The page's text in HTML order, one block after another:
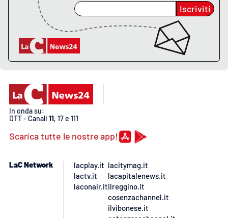
Iscriviti
In onda su:
DTT - Canali 11, 17 e 111
Scarica tutte le nostre app!
LaC Network
lacplay.it
lactv.it
laconair.it
lacitymag.it
lacapitalenews.it
ilreggino.it
cosenzachannel.it
ilvibonese.it